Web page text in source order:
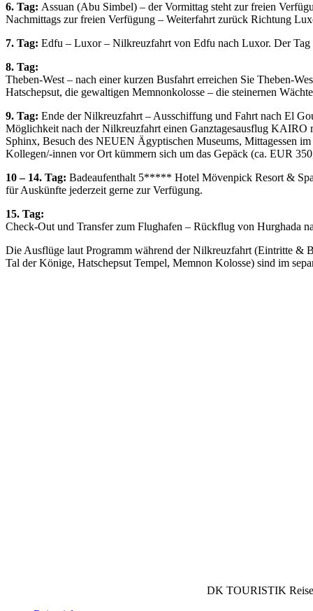
6. Tag: Assuan (Abu Simbel) – der Vormittag steht zur freien
Nachmittags zur freien Verfügung – Weiterfahrt zurück Richtung
7. Tag: Edfu – Luxor – Nilkreuzfahrt von Edfu nach Luxor. Der
8. Tag:
Theben-West – nach einer kurzen Busfahrt erreichen Sie Theben-
Hatschepsut, die gewaltigen Memnonkolosse – die steinernen
9. Tag: Ende der Nilkreuzfahrt – Ausschiffung und Fahrt nach El
Möglichkeit nach der Nilkreuzfahrt einen Ganztagesausflug
Sphinx, Besuch des NEUEN Ägyptischen Museums, Mittagessen
Kollegen/-innen vor Ort kümmern sich um das Gepäck (ca. EUR
10 – 14. Tag: Badeaufenthalt 5***** Hotel Mövenpick Resort &
für Auskünfte jederzeit gerne zur Verfügung.
15. Tag:
Check-Out und Transfer zum Flughafen – Rückflug von Hurghada
Die Ausflüge laut Programm während der Nilkreuzfahrt (Eintritte &
Tal der Könige, Hatschepsut Tempel, Memnon Kolosse) sind im
DK TOURISTIK